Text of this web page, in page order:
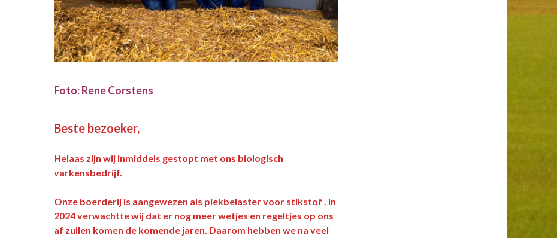
Foto: Rene Corstens
Beste bezoeker,
Helaas zijn wij inmiddels gestopt met ons biologisch
varkensbedrijf.
Onze boerderij is aangewezen als piekbelaster voor stikstof . In
2024 verwachtte wij dat er nog meer wetjes en regeltjes op ons
af zullen komen de komende jaren. Daarom hebben we na veel